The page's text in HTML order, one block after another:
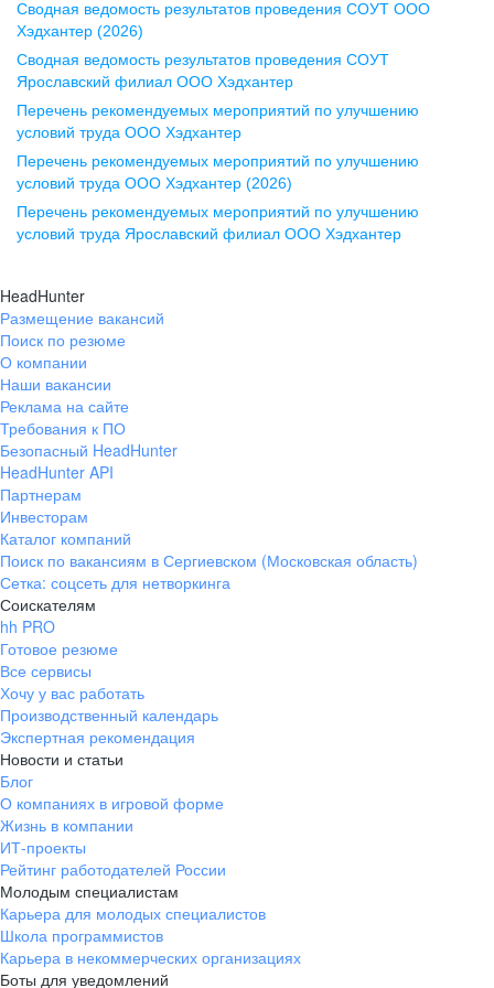
ул. Комиссаржевской, д. 10,
офис 1212
+7 473 280-05-05
pr@vrn.hh.ru
ул. Спартаковская, д. 2А, этаж 3,
помещение 15
+7 843 212-12-50
Екатеринбург
ул. Боевых Дружин, стр. 20,
+7 343 226-79-99
pr@ural.hh.ru
ул. Янковского, д. 169, 7 этаж,
706 каб.
+7 861 205-55-57
pr@krd.hh.ru
Владивосток
пер. Ланинский д. 4, офис 3.4
+7 423 202-33-28
pr@dv.hh.ru
Новосибирск
ул. Большевистская, д. 35,
помещение 21
+7 383 207-94-64
pr@nsk.hh.ru
Минск
Сводная ведомость результатов проведения СОУТ ООО
Хэдхантер (2026)
Сводная ведомость результатов проведения СОУТ
Ярославский филиал ООО Хэдхантер
Перечень рекомендуемых мероприятий по улучшению
условий труда ООО Хэдхантер
Перечень рекомендуемых мероприятий по улучшению
условий труда ООО Хэдхантер (2026)
Перечень рекомендуемых мероприятий по улучшению
условий труда Ярославский филиал ООО Хэдхантер
HeadHunter
Размещение вакансий
Поиск по резюме
О компании
Наши вакансии
Реклама на сайте
Требования к ПО
Безопасный HeadHunter
HeadHunter API
Партнерам
Инвесторам
Каталог компаний
Поиск по вакансиям в Сергиевском (Московская область)
Сетка: соцсеть для нетворкинга
Соискателям
hh PRO
Готовое резюме
Все сервисы
Хочу у вас работать
Производственный календарь
Экспертная рекомендация
Новости и статьи
Блог
О компаниях в игровой форме
Жизнь в компании
ИТ-проекты
Рейтинг работодателей России
Молодым специалистам
Карьера для молодых специалистов
Школа программистов
Карьера в некоммерческих организациях
Боты для уведомлений